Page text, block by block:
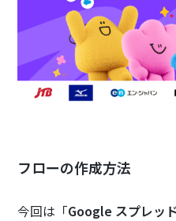
フローの作成方法
今回は「Google スプレッ